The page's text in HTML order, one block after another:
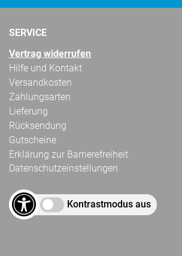
SERVICE
Vertrag widerrufen
Hilfe und Kontakt
Versandkosten
Zahlungsarten
Lieferung
Rücksendung
Gutscheine
Erklärung zur Barrierefreiheit
Datenschutzeinstellungen
Kontrastmodus aus